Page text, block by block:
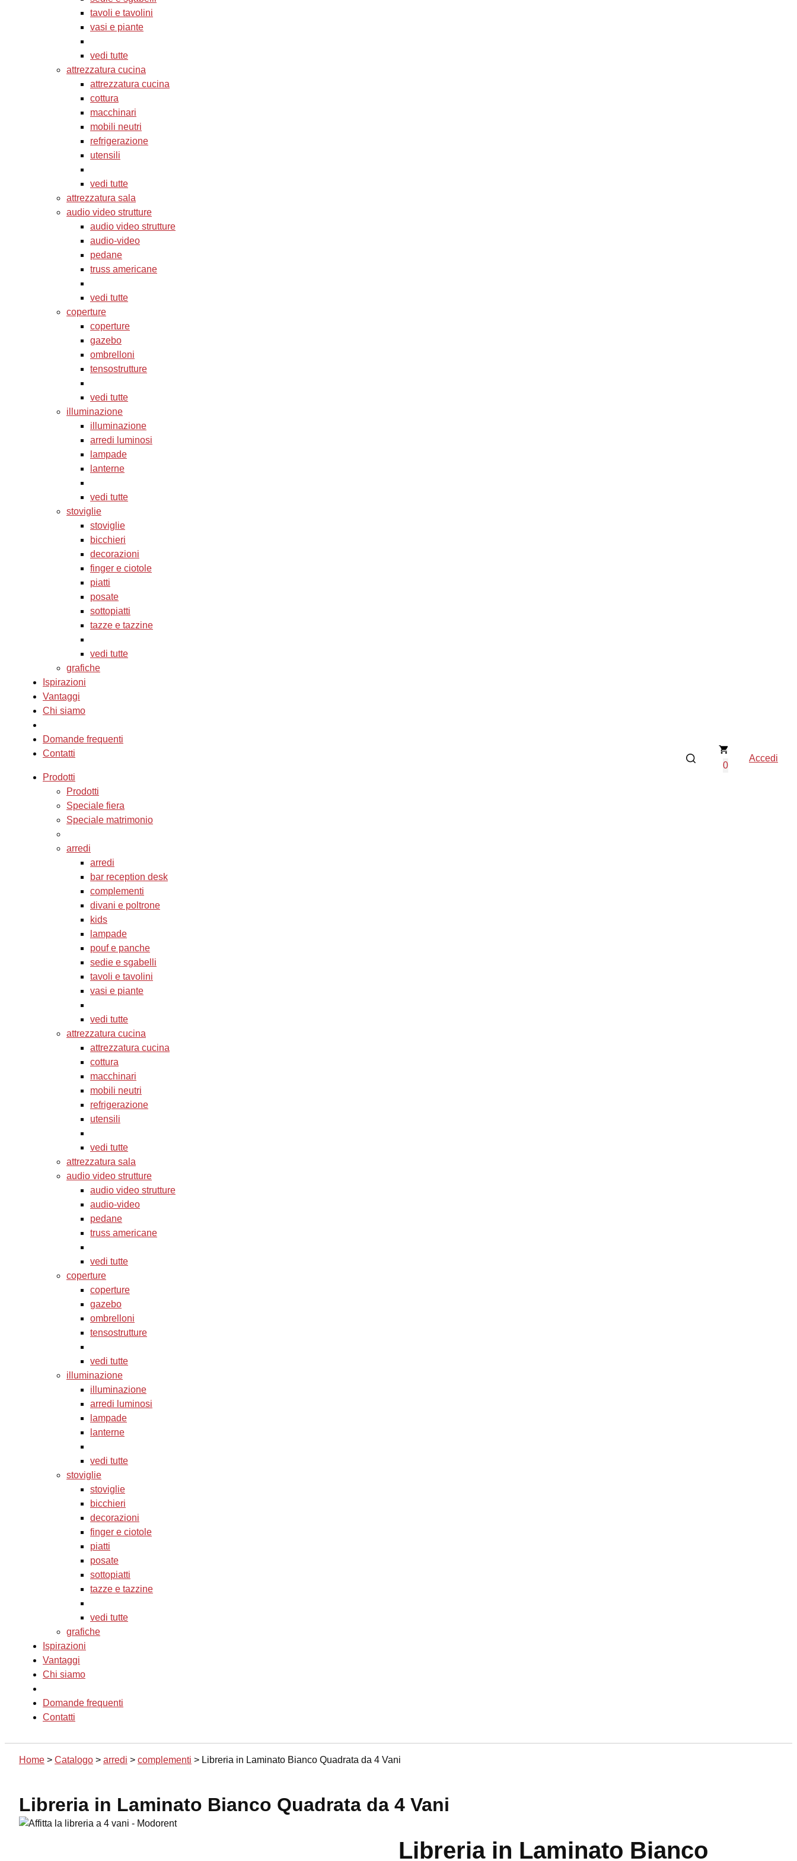
tavoli e tavolini
vasi e piante
vedi tutte
attrezzatura cucina
attrezzatura cucina
cottura
macchinari
mobili neutri
refrigerazione
utensili
vedi tutte
attrezzatura sala
audio video strutture
audio video strutture
audio-video
pedane
truss americane
vedi tutte
coperture
coperture
gazebo
ombrelloni
tensostrutture
vedi tutte
illuminazione
illuminazione
arredi luminosi
lampade
lanterne
vedi tutte
stoviglie
stoviglie
bicchieri
decorazioni
finger e ciotole
piatti
posate
sottopiatti
tazze e tazzine
vedi tutte
grafiche
Ispirazioni
Vantaggi
Chi siamo
Domande frequenti
Contatti
Prodotti
Prodotti
Speciale fiera
Speciale matrimonio
arredi
arredi
bar reception desk
complementi
divani e poltrone
kids
lampade
pouf e panche
sedie e sgabelli
tavoli e tavolini
vasi e piante
vedi tutte
attrezzatura cucina
attrezzatura cucina
cottura
macchinari
mobili neutri
refrigerazione
utensili
vedi tutte
attrezzatura sala
audio video strutture
audio video strutture
audio-video
pedane
truss americane
vedi tutte
coperture
coperture
gazebo
ombrelloni
tensostrutture
vedi tutte
illuminazione
illuminazione
arredi luminosi
lampade
lanterne
vedi tutte
stoviglie
stoviglie
bicchieri
decorazioni
finger e ciotole
piatti
posate
sottopiatti
tazze e tazzine
vedi tutte
grafiche
Ispirazioni
Vantaggi
Chi siamo
Domande frequenti
Contatti
0
Accedi
Home > Catalogo > arredi > complementi > Libreria in Laminato Bianco Quadrata da 4 Vani
Libreria in Laminato Bianco Quadrata da 4 Vani
Libreria in Laminato Bianco